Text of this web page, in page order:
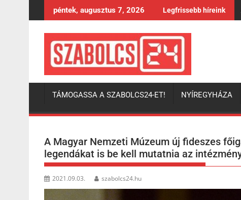
to
péntek, augusztus 7, 2026 Legfrissebb híreink
TÁMOGASSA A SZABOLCS24-ET! NYÍREGYHÁZA
A Magyar Nemzeti Múzeum új fideszes
legendákat is be kell mutatnia az
2021.09.03. szabolcs24.hu